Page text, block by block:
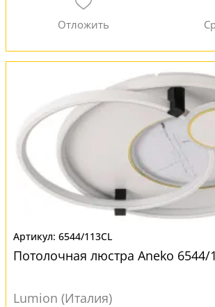
6544/113CL
Потолочная люстра Aneko 6544/
Lumion (Италия)